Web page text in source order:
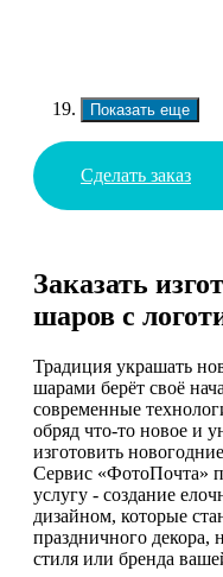
Показать еще
Сделать заказ
Заказать
шаров с
Традиция украшать
шарами берёт своё
современные
обряд что-то новое и
изготовить
Сервис «ФотоПочта»
услугу - создание
дизайном, которые
праздничного декора,
стиля или бренда